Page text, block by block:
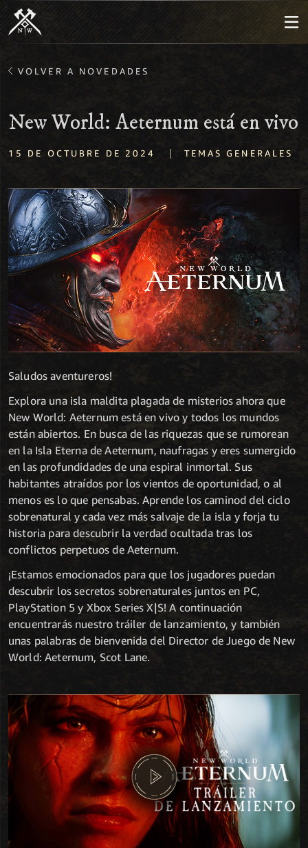
VOLVER A NOVEDADES
New World: Aeternum está en vivo
15 DE OCTUBRE DE 2024 | TEMAS GENERALES
Saludos aventureros!
Explora una isla maldita plagada de misterios ahora que
New World: Aeternum está en vivo y todos los mundos
están abiertos. En busca de las riquezas que se rumorean
en la Isla Eterna de Aeternum, naufragas y eres sumergido
en las profundidades de una espiral inmortal. Sus
habitantes atraídos por los vientos de oportunidad, o al
menos es lo que pensabas. Aprende los caminod del ciclo
sobrenatural y cada vez más salvaje de la isla y forja tu
historia para descubrir la verdad ocultada tras los
conflictos perpetuos de Aeternum.
¡Estamos emocionados para que los jugadores puedan
descubrir los secretos sobrenaturales juntos en PC,
PlayStation 5 y Xbox Series X|S! A continuación
encuentrarás nuestro tráiler de lanzamiento, y también
unas palabras de bienvenida del Director de Juego de New
World: Aeternum, Scot Lane.